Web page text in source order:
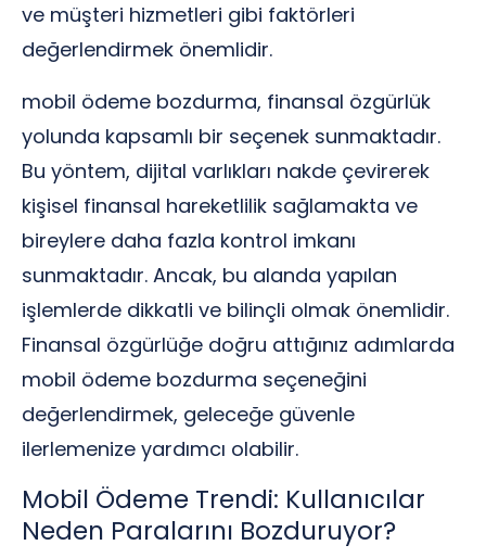
ve müşteri hizmetleri gibi faktörleri
değerlendirmek önemlidir.
mobil ödeme bozdurma, finansal özgürlük
yolunda kapsamlı bir seçenek sunmaktadır.
Bu yöntem, dijital varlıkları nakde çevirerek
kişisel finansal hareketlilik sağlamakta ve
bireylere daha fazla kontrol imkanı
sunmaktadır. Ancak, bu alanda yapılan
işlemlerde dikkatli ve bilinçli olmak önemlidir.
Finansal özgürlüğe doğru attığınız adımlarda
mobil ödeme bozdurma seçeneğini
değerlendirmek, geleceğe güvenle
ilerlemenize yardımcı olabilir.
Mobil Ödeme Trendi: Kullanıcılar
Neden Paralarını Bozduruyor?